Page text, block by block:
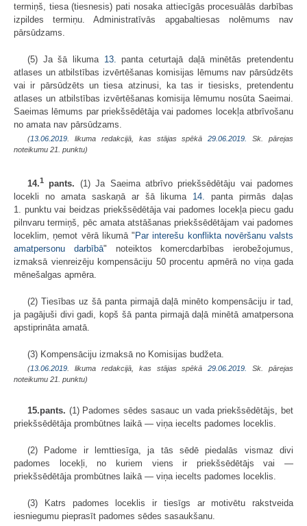
termiņš, tiesa (tiesnesis) pati nosaka attiecīgās procesuālās darbības
izpildes termiņu. Administratīvās apgabaltiesas nolēmums nav
pārsūdzams.
(5) Ja šā likuma 13.
panta ceturtajā daļā minētās pretendentu
atlases un atbilstības izvērtēšanas komisijas lēmums nav pārsūdzēts
vai ir pārsūdzēts un tiesa atzinusi, ka tas ir tiesisks, pretendentu
atlases un atbilstības izvērtēšanas komisija lēmumu nosūta Saeimai.
Saeimas lēmums par priekšsēdētāja vai padomes locekļa atbrīvošanu
no amata nav pārsūdzams.
(13.06.2019 . likuma redakcijā, kas stājas spēkā29.06.2019.
Sk. pārejas
noteikumu 21. punktu)
14.1 pants. (1) Ja Saeima atbrīvo priekšsēdētāju vai padomes
locekli no amata saskaņā ar šā likuma 14. panta pirmās daļas
1. punktu vai beidzas priekšsēdētāja vai padomes locekļa piecu gadu
pilnvaru termiņš, pēc amata atstāšanas priekšsēdētājam vai padomes
loceklim, ņemot vērā likumā " Par interešu konflikta novēršanu valsts
amatpersonu darbībā" noteiktos komercdarbības ierobežojumus,
izmaksā vienreizēju kompensāciju 50 procentu apmērā no viņa gada
mēnešalgas apmēra.
(2) Tiesības uz šā panta pirmajā daļā minēto kompensāciju ir tad,
ja pagājuši divi gadi, kopš šā panta pirmajā daļā minētā amatpersona
apstiprināta amatā.
(3) Kompensāciju izmaksā no Komisijas budžeta.
(13.06.2019 . likuma redakcijā, kas stājas spēkā29.06.2019.
Sk. pārejas
noteikumu 21. punktu)
15.pants. (1) Padomes sēdes sasauc un vada priekšsēdētājs, bet
priekšsēdētāja prombūtnes laikā — viņa iecelts padomes loceklis.
(2) Padome ir lemttiesīga, ja tās sēdē piedalās vismaz divi
padomes locekļi, no kuriem viens ir priekšsēdētājs vai —
priekšsēdētāja prombūtnes laikā — viņa iecelts padomes loceklis.
(3) Katrs padomes loceklis ir tiesīgs ar motivētu rakstveida
iesniegumu pieprasīt padomes sēdes sasaukšanu.